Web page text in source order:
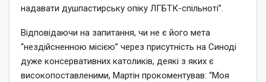
надавати душпастирську опіку ЛГБТК-спільноті”.
Відповідаючи на запитання, чи не є його мета
“нездійсненною місією” через присутність на Синоді
дуже консервативних католиків, деякі з яких є
високопоставленими, Мартін прокоментував: “Моя